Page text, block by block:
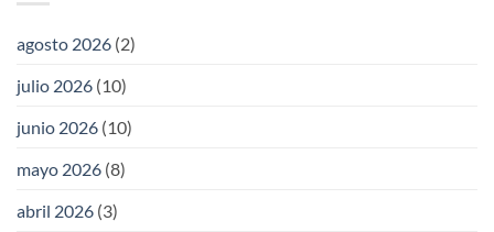
agosto 2026 (2)
julio 2026 (10)
junio 2026 (10)
mayo 2026 (8)
abril 2026 (3)